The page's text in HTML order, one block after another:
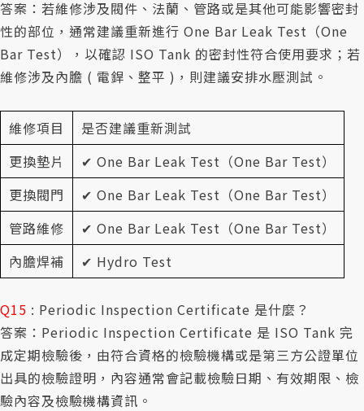
答案：若維修涉及閥件、法蘭、管路或是其他可能影響密封
性的部位，通常建議重新進行 One Bar Leak Test（One
Bar Test），以確認 ISO Tank 的密封性符合使用要求；若
維修涉及內膽 ( 電銲、整平 )，則建議安排水壓測試。
維修項目
是否建議重新測試
更換墊片
✔ One Bar Leak Test（One Bar Test）
更換閥門
✔ One Bar Leak Test（One Bar Test）
管路維修
✔ One Bar Leak Test（One Bar Test）
內膽焊補
✔ Hydro Test
Q15 : Periodic Inspection Certificate 是什麼？
答案：Periodic Inspection Certificate 是 ISO Tank 完
成定期檢驗後，由符合資格的檢驗機構或是第三方公證單位
出具的檢驗證明，內容通常會記載檢驗日期、有效期限、檢
驗內容及檢驗機構資訊。